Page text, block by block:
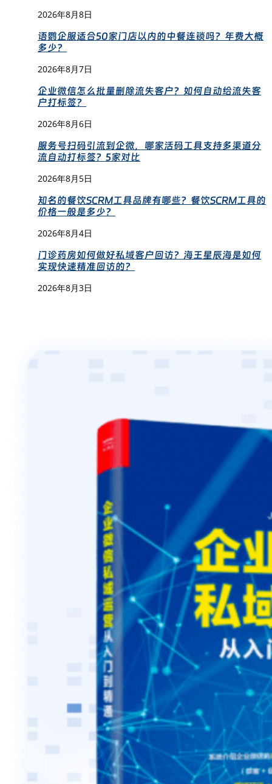
2026年8月8日
语鹦企服适合50家门店以内的中餐连锁吗？年费大概
多少？
2026年8月7日
企业微信怎么批量删除流失客户？如何自动给流失客
户打标签？
2026年8月6日
服务号扫码引流到企微，哪家活码工具支持多渠道分
流自动打标签？5家对比
2026年8月5日
知名的餐饮SCRM工具品牌有哪些？餐饮SCRM工具的
价格一般是多少？
2026年8月4日
门诊药房如何做好私域客户回访？海王星辰海是如何
实现快速精准回访的？
2026年8月3日